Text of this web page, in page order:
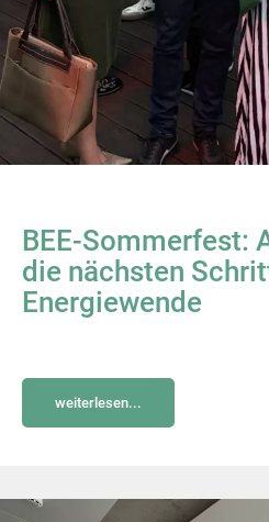
BEE-Sommerfest:
die nächsten
Energiewende
weiterlesen...